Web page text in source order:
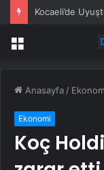
Menü
Anasayfa /
Ekonomi
Koç